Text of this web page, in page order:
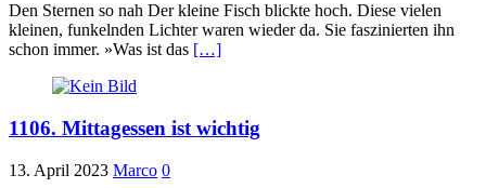
Den Sternen so nah Der kleine Fisch blickte hoch. Diese vielen
kleinen, funkelnden Lichter waren wieder da. Sie faszinierten ihn
schon immer. »Was ist das […]
1106. Mittagessen ist wichtig
13. April 2023 Marco 0